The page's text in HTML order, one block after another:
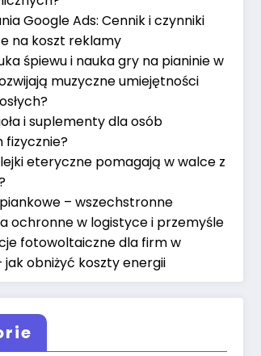
Google Ads: Cennik i czynniki
na koszt reklamy
śpiewu i nauka gry na pianinie w
muzyczne umiejętności
i suplementy dla osób
eteryczne pomagają w walce z
– wszechstronne
ochronne w logistyce i przemyśle
fotowoltaiczne dla firm w
jak obniżyć koszty energii